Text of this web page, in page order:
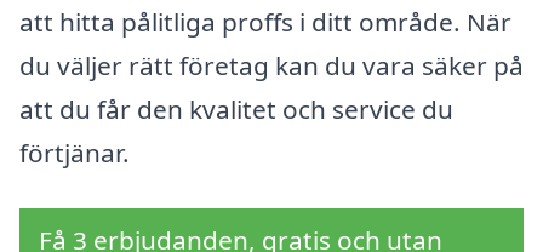
att hitta pålitliga proffs i ditt område. När
du väljer rätt företag kan du vara säker på
att du får den kvalitet och service du
förtjänar.
Få 3 erbjudanden, gratis och utan